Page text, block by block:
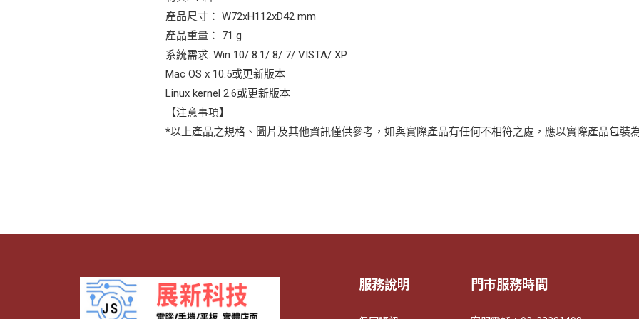
產品尺寸： W72xH112xD42 mm
產品重量： 71 g
系統需求: Win 10/ 8.1/ 8/ 7/ VISTA/ XP
Mac OS x 10.5或更新版本
Linux kernel 2.6或更新版本
【注意事項】
*以上產品之規格、圖片及其他資訊僅供參考，如與實際產品有任何不相符之處，應以實際產品包裝
服務說明 門市服務時間